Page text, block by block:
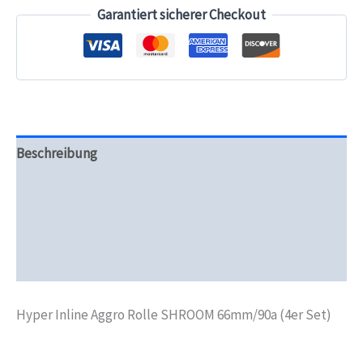
Garantiert sicherer Checkout
Beschreibung
Hyper Inline Aggro Rolle SHROOM 66mm/90a (4er Set)